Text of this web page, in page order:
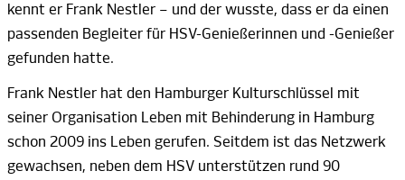
kennt er Frank Nestler – und der wusste, dass er da einen
passenden Begleiter für HSV-Genießerinnen und -Genießer
gefunden hatte.
Frank Nestler hat den Hamburger Kulturschlüssel mit
seiner Organisation Leben mit Behinderung in Hamburg
schon 2009 ins Leben gerufen. Seitdem ist das Netzwerk
gewachsen, neben dem HSV unterstützen rund 90